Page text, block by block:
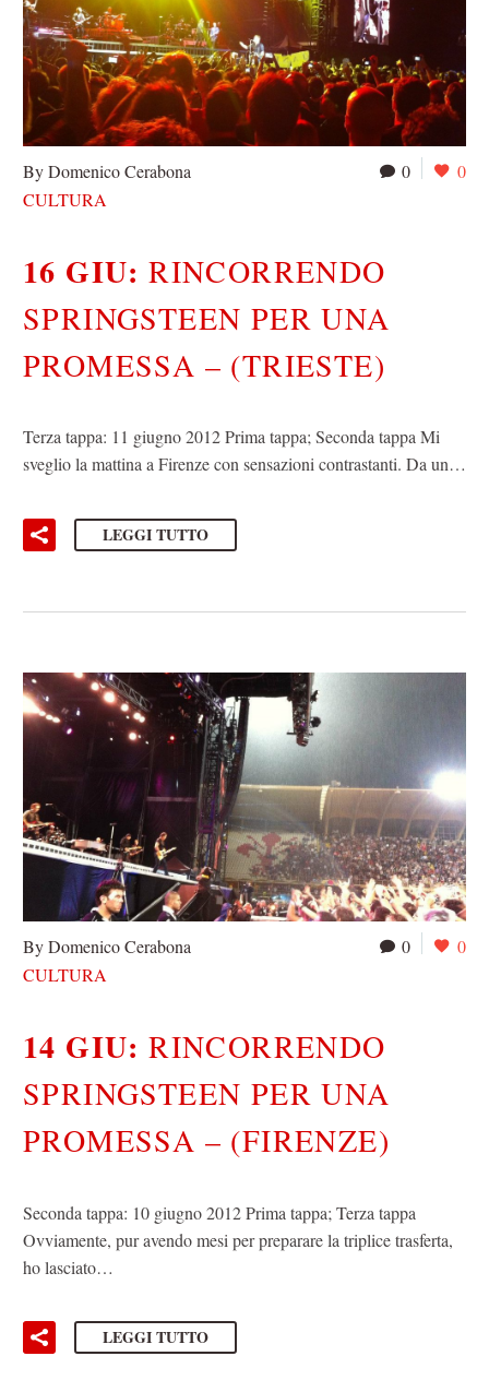
0 0
By Domenico Cerabona
CULTURA
16 GIU:RINCORRENDO
SPRINGSTEEN PER UNA
PROMESSA – (TRIESTE)
Terza tappa: 11 giugno 2012 Prima tappa; Seconda tappa Mi
sveglio la mattina a Firenze con sensazioni contrastanti. Da un…
LEGGI TUTTO
0 0
By Domenico Cerabona
CULTURA
14 GIU:RINCORRENDO
SPRINGSTEEN PER UNA
PROMESSA – (FIRENZE)
Seconda tappa: 10 giugno 2012 Prima tappa; Terza tappa
Ovviamente, pur avendo mesi per preparare la triplice trasferta,
ho lasciato…
LEGGI TUTTO